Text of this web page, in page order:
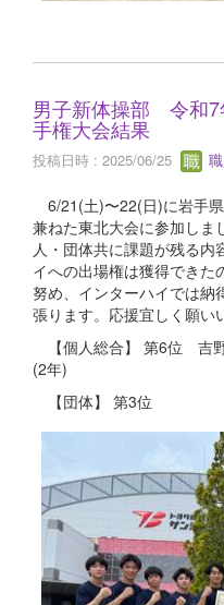
男子新体操部 令和7
手権大会結果
投稿日時 : 2025/06/25
6/21(土)〜22(日)に岩手
兼ねた東北大会に参加しま
人・団体共に課題が残る内
イへの出場権は獲得できた
努め、インターハイでは納
張ります。応援宜しく願い
【個人総合】 第6位
(2年)
【団体】 第3位